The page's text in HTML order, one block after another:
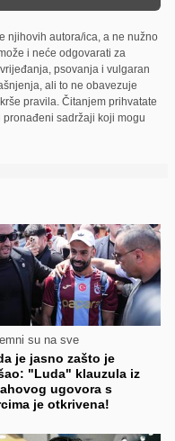
njihovih autora/ica, a ne nužno
i neće odgovarati za
psovanja i vulgaran
ali to ne obavezuje
pravila. Čitanjem prihvatate
sadržaji koji mogu
su na sve
je jasno zašto je
"Luda" klauzula iz
ugovora s
je otkrivena!